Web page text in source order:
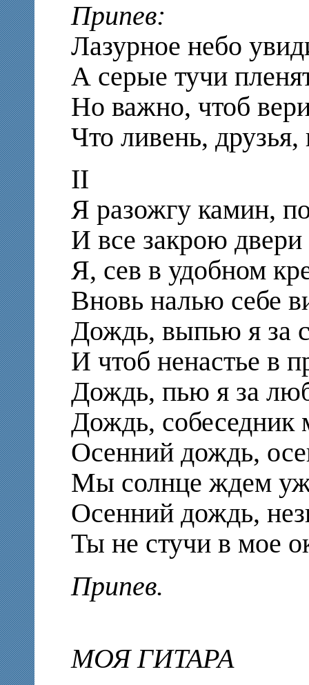
Припев:
Лазурное небо
А серые тучи
Но важно, чтоб
Что ливень, друзья,
II
Я разожгу камин,
И все закрою двери
Я, сев в удобном
Вновь налью себе
Дождь, выпью я за
И чтоб ненастье в
Дождь, пью я за
Дождь,
Осенний дождь,
Мы солнце ждем
Осенний дождь,
Ты не стучи в мое
Припев.
МОЯ ГИТАРА